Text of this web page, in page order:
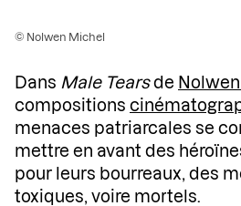
© Nolwen Michel
Dans Male Tearsde
compositions
menaces patriarcales se
mettre en avant des
pour leurs bourreaux, des
toxiques, voire mortels.